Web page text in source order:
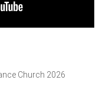
Church 2026